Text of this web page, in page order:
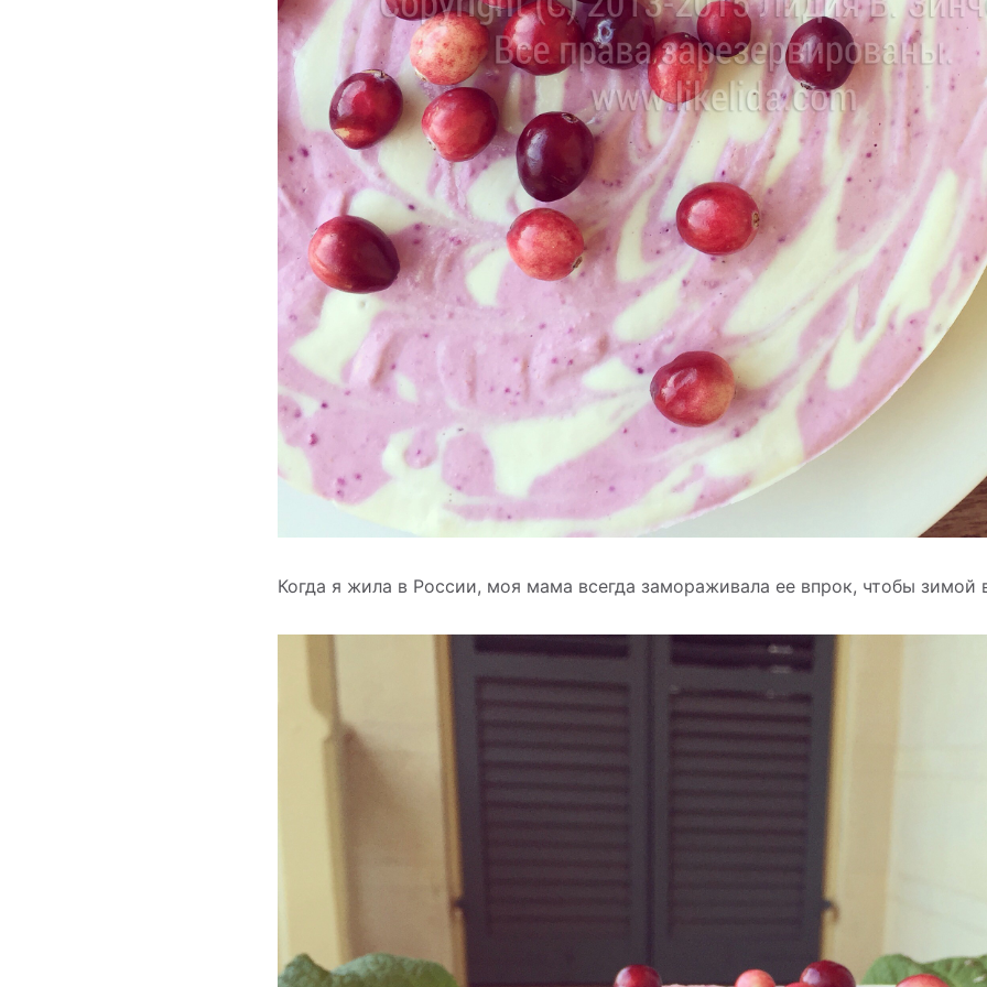
Когда я жила в России, моя мама всегда замораживала ее впрок, чтобы зимой